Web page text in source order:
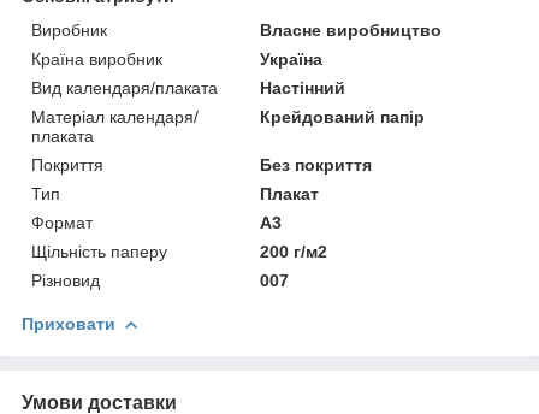
Виробник
Власне виробництво
Країна виробник
Україна
Вид календаря/плаката
Настінний
Матеріал календаря/
плаката
Крейдований папір
Покриття
Без покриття
Тип
Плакат
Формат
A3
Щільність паперу
200 г/м2
Різновид
007
Приховати
Умови доставки